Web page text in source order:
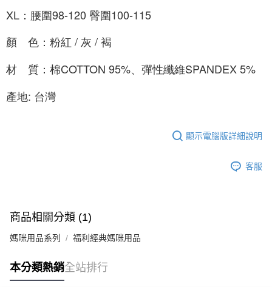
XL：腰圍98-120 臀圍100-115
顏　色：粉紅 / 灰 / 褐
材　質：棉COTTON 95%、彈性纖維SPANDEX 5%
產地: 台灣
顯示電腦版詳細說明
客服
商品相關分類 (1)
媽咪用品系列 福利經典媽咪用品
本分類熱銷全站排行